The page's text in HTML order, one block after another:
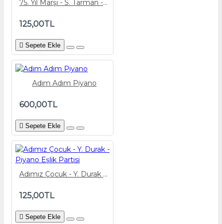
75. Yıl Marşı - S. Tarman - Piyano Eşlik Partisi
125,00TL
Sepete Ekle
Adım Adım Piyano
600,00TL
Sepete Ekle
Adımız Çocuk - Y. Durak - Piyano Eşlik Partisi
125,00TL
Sepete Ekle